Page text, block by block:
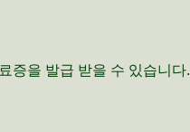
증을 발급 받을 수 있습니다.